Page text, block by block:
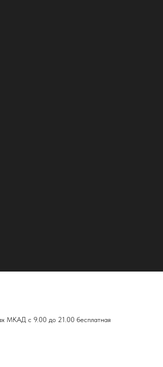
МКАД с 9.00 до 21.00 бесплатная